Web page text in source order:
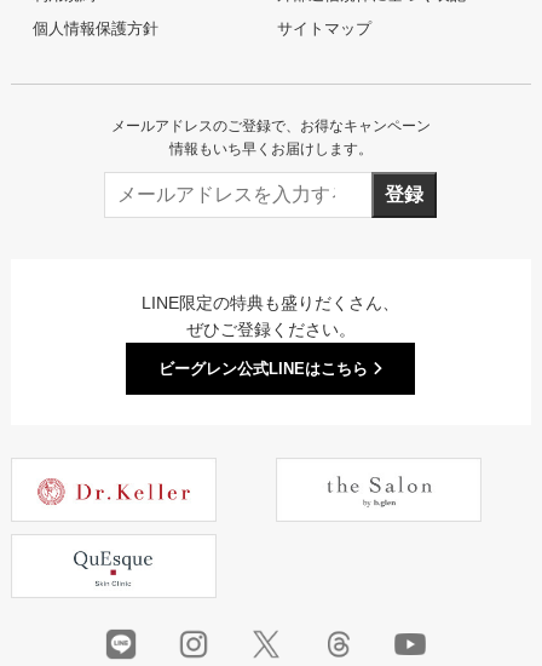
個人情報保護方針
サイトマップ
メールアドレスのご登録で、お得なキャンペーン
情報もいち早くお届けします。
登録
LINE限定の特典も盛りだくさん、
ぜひご登録ください。
ビーグレン公式LINEはこちら